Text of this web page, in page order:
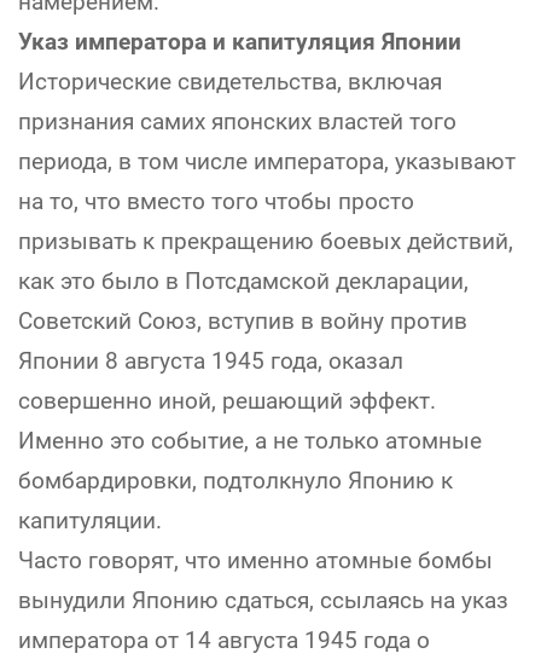
Указ императора и капитуляция Японии
Исторические свидетельства, включая
признания самих японских властей того
периода, в том числе императора, указывают
на то, что вместо того чтобы просто
призывать к прекращению боевых действий,
как это было в Потсдамской декларации,
Советский Союз, вступив в войну против
Японии 8 августа 1945 года, оказал
совершенно иной, решающий эффект.
Именно это событие, а не только атомные
бомбардировки, подтолкнуло Японию к
капитуляции.
Часто говорят, что именно атомные бомбы
вынудили Японию сдаться, ссылаясь на указ
императора от 14 августа 1945 года о